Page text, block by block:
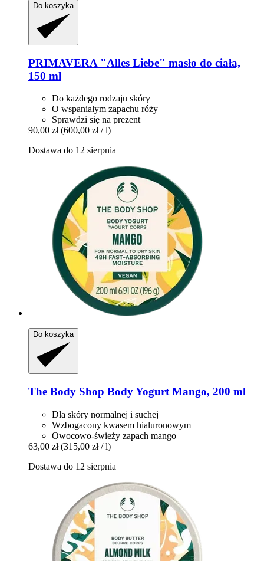
Do koszyka
PRIMAVERA "Alles Liebe" masło do ciała,
150 ml
Do każdego rodzaju skóry
O wspaniałym zapachu róży
Sprawdzi się na prezent
90,00 zł (600,00 zł / l)
Dostawa do 12 sierpnia
Do koszyka
The Body Shop Body Yogurt Mango, 200 ml
Dla skóry normalnej i suchej
Wzbogacony kwasem hialuronowym
Owocowo-świeży zapach mango
63,00 zł (315,00 zł / l)
Dostawa do 12 sierpnia